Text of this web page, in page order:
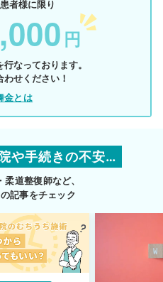
者様に限り
円
なっております。
せください！
金とは
や手続きの不安…
道整復師など、
記事をチェック